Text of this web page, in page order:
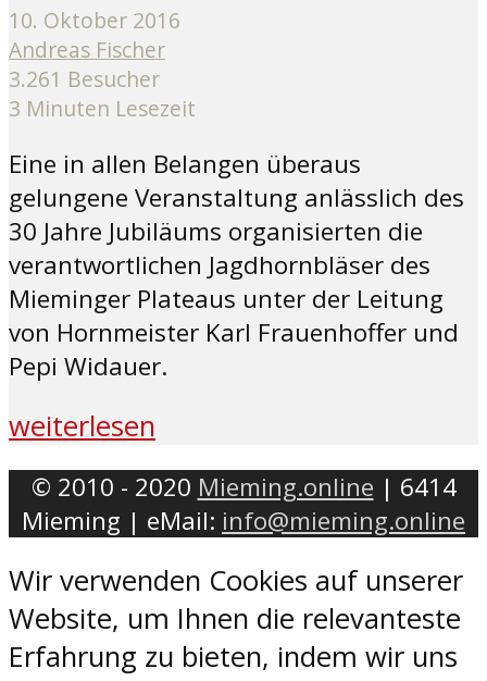
10. Oktober 2016
Andreas Fischer
3.261 Besucher
3 Minuten Lesezeit
Eine in allen Belangen überaus
gelungene Veranstaltung anlässlich des
30 Jahre Jubiläums organisierten die
verantwortlichen Jagdhornbläser des
Mieminger Plateaus unter der Leitung
von Hornmeister Karl Frauenhoffer und
Pepi Widauer.
weiterlesen
© 2010 - 2020 Mieming.online | 6414
Mieming | eMail: info@mieming.online
Wir verwenden Cookies auf unserer
Website, um Ihnen die relevanteste
Erfahrung zu bieten, indem wir uns